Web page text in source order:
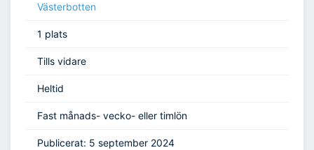
Västerbotten
1 plats
Tills vidare
Heltid
Fast månads- vecko- eller timlön
Publicerat: 5 september 2024